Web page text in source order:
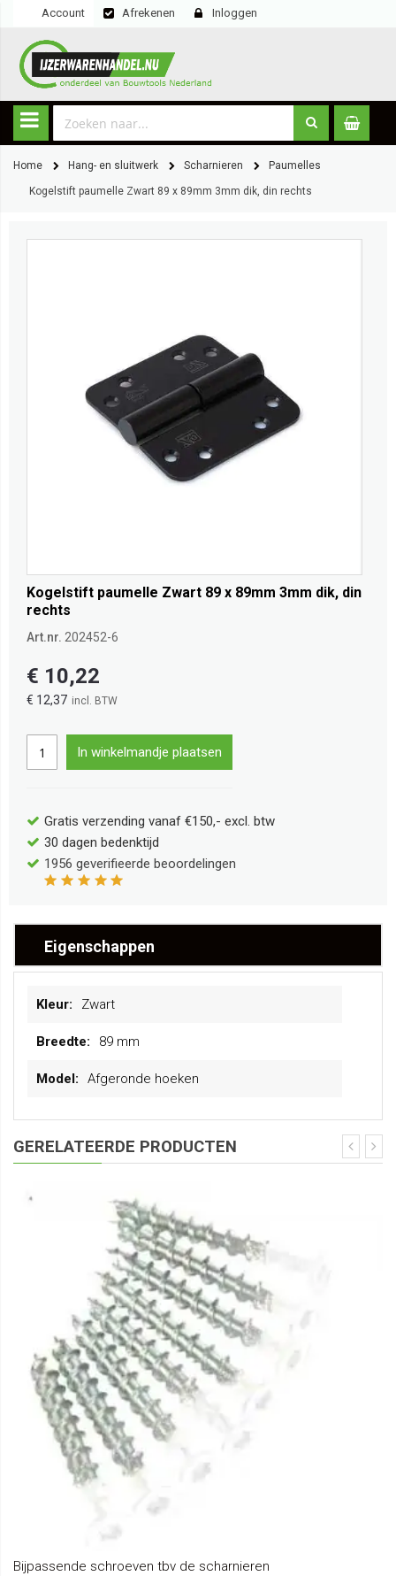
Account Afrekenen Inloggen
Home Hang- en sluitwerk Scharnieren Paumelles
Kogelstift paumelle Zwart 89 x 89mm 3mm dik, din rechts
Kogelstift paumelle Zwart 89 x 89mm 3mm dik, din
rechts
Art.nr. 202452-6
€ 12,37
€ 10,22
In winkelmandje plaatsen
Gratis verzending vanaf €150,- excl. btw
30 dagen bedenktijd
1956 geverifieerde beoordelingen
Eigenschappen
Zwart
89 mm
Afgeronde hoeken
GERELATEERDE PRODUCTEN
Bijpassende schroeven tbv de scharnieren